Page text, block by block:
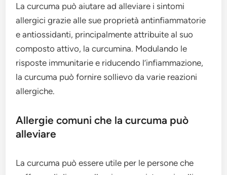
La curcuma può aiutare ad alleviare i sintomi
allergici grazie alle sue proprietà antinfiammatorie
e antiossidanti, principalmente attribuite al suo
composto attivo, la curcumina. Modulando le
risposte immunitarie e riducendo l’infiammazione,
la curcuma può fornire sollievo da varie reazioni
allergiche.
Allergie comuni che la curcuma può
alleviare
La curcuma può essere utile per le persone che